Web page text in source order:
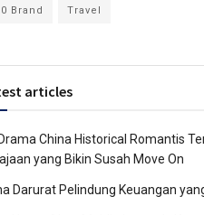
Brand Travel
articles
China Historical Romantis
yang Bikin Susah Move On
Darurat Pelindung Keuangan